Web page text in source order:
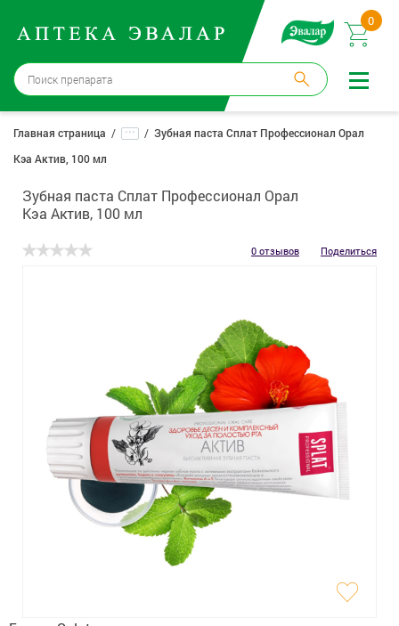
0
Москва→
12 аптек
Войти |
Доставка и оплата
Способ получения:
не выбран,изменить
Изделия медицинского назначения
Планирование семьи
Медтехника
Главная страница ...
Зубная паста Сплат Профессионал Орал
Кэа Актив, 100 мл
Зубная паста Сплат Профессионал Орал
Кэа Актив, 100 мл
0 отзывов Поделиться